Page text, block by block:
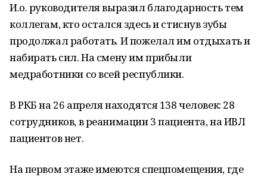
И.о. руководителя выразил благодарность тем
коллегам, кто остался здесь и стиснув зубы
продолжал работать. И пожелал им отдыхать и
набирать сил. На смену им прибыли
медработники со всей республики.
В РКБ на 26 апреля находятся 138 человек: 28
сотрудников, в реанимации 3 пациента, на ИВЛ
пациентов нет.
На первом этаже имеются спецпомещения, где